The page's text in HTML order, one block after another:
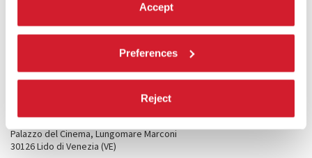
Accept
Preferences
Reject
obbligatoriamente sottotitolato in inglese, eccetto che per i film in
lingua inglese, e in formato DCP. Non sono ammessi film in 3D.
consegnati PORTO FRANCO direttamente alla sede della Mostra del
‘copia per VPB Market Screenings’:
82. Mostra Internazionale d’Arte Cinematografica
Palazzo del Cinema, Lungomare Marconi
30126 Lido di Venezia (VE)